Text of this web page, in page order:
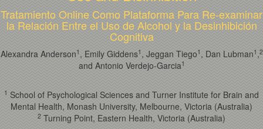
Tratamiento Online Como Plataforma Para Re-examinar
la Relación Entre el Uso de Alcohol y la Desinhibición
Cognitiva
Alexandra Anderson1 , Emily Giddens1 , Jeggan Tiego1 , Dan Lubman1 ,2
and Antonio Verdejo-Garcia1
1 School of Psychological Sciences and Turner Institute for Brain and
Mental Health, Monash University, Melbourne, Victoria (Australia)
2 Turning Point, Eastern Health, Victoria (Australia)